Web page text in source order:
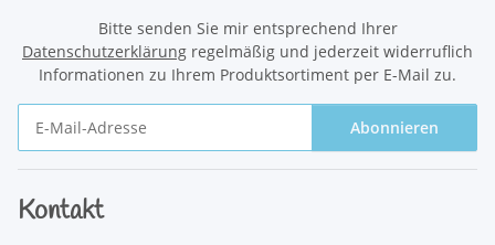
Bitte senden Sie mir entsprechend Ihrer
Datenschutzerklärung regelmäßig und jederzeit widerruflich
Informationen zu Ihrem Produktsortiment per E-Mail zu.
Abonnieren
Kontakt